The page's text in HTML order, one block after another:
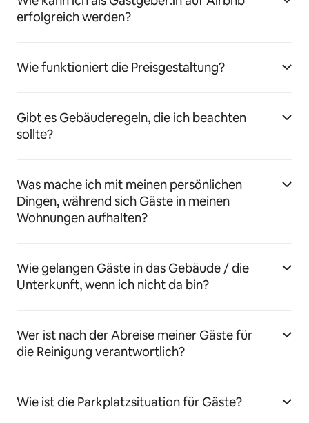
erfolgreich werden?
Wie funktioniert die Preisgestaltung?
Gibt es Gebäuderegeln, die ich beachten
sollte?
Was mache ich mit meinen persönlichen
Dingen, während sich Gäste in meinen
Wohnungen aufhalten?
Wie gelangen Gäste in das Gebäude / die
Unterkunft, wenn ich nicht da bin?
Wer ist nach der Abreise meiner Gäste für
die Reinigung verantwortlich?
Wie ist die Parkplatzsituation für Gäste?